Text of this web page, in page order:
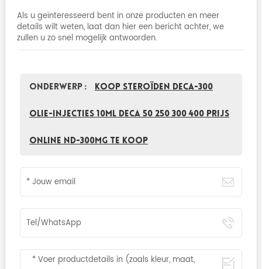
Als u geïnteresseerd bent in onze producten en meer
details wilt weten, laat dan hier een bericht achter, we
zullen u zo snel mogelijk antwoorden.
Onderwerp : Koop steroïden deca-300
olie-injecties 10ml deca 50 250 300 400 prijs
online ND-300mg te koop